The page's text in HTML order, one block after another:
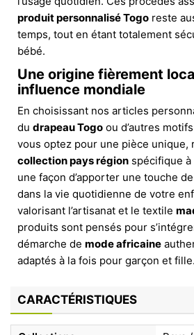
produit personnalisé Togo reste
temps, tout en étant totalement
bébé.
Une origine fièrement
influence mondiale
En choisissant nos articles
du drapeau Togo ou d’autres motifs
vous optez pour une pièce unique,
collection pays région spécifique à
une façon d’apporter une touche
dans la vie quotidienne de votre
valorisant l’artisanat et le textile
produits sont pensés pour
démarche de mode africaine
adaptés à la fois pour garçon et fille.
CARACTÉRISTIQUES